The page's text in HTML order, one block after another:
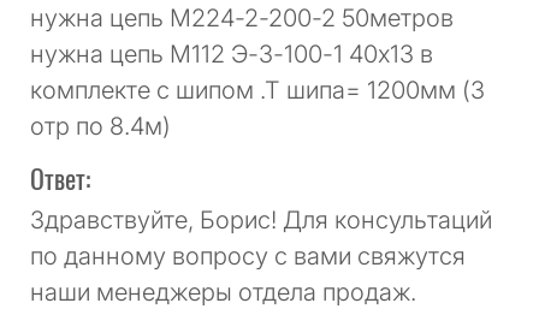
нужна цепь М224-2-200-2 50метров
нужна цепь М112 Э-3-100-1 40х13 в
комплекте с шипом .Т шипа= 1200мм (3
отр по 8.4м)
Ответ:
Здравствуйте, Борис! Для консультаций
по данному вопросу с вами свяжутся
наши менеджеры отдела продаж.